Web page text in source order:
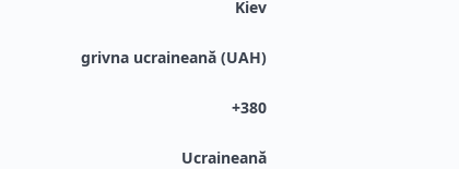
Kiev
grivna ucraineană (UAH)
+380
Ucraineană